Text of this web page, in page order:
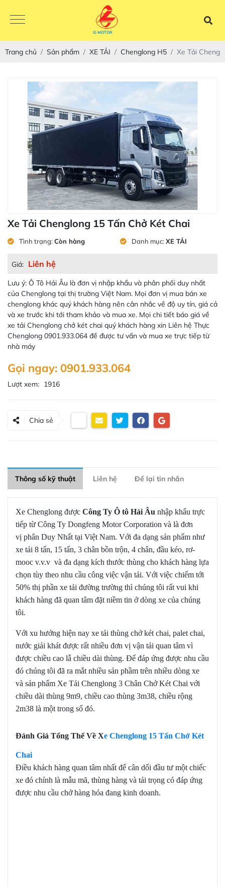
CHENGLONG MOTOR
Trang chủ Sản phẩm XE TẢI Chenglong H5 Xe Tải
Xe Tải Chenglong 15 Tấn Chở Két Chai
Tình trạng:Còn hàng Danh mục:XE TẢI
Giá: Liên hệ
Lưu ý: Ô Tô Hải Âu là đơn vị nhập khẩu và phân phối duy nhất
của Chenglong tại thị trường Việt Nam. Mọi đơn vị mua bán xe
chenglong khác quý khách hàng nên cân nhắc về độ uy tín, giá cả
và xe trước khi tới tham khảo và mua xe. Mọi chi tiết báo giá về
xe tải Chenglong chở két chai quý khách hàng xin Liên hệ Thực
Chenglong 0901.933.064 đề được tư vấn và mua xe trực tiếp từ
nhà máy
Gọi ngay: 0901.933.064
Lượt xem: 1916
Chia sẻ
Thông số kỹ thuật Liên hệ Để lại tin nhắn
Xe Chenglong được Công Ty Ô tô Hải Âu nhập khẩu trực
tiếp từ Công Ty Dongfeng Motor Corporation và là đơn
vị phân Duy Nhất tại Việt Nam. Với đa dạng sản phẩm như
xe tải 8 tấn, 15 tấn, 3 chân bồn trộn, 4 chân, đầu kéo, rơ-
mooc v.v.v và đa dạng kích thước thùng cho khách hàng lựa
chọn tùy theo nhu cầu công việc vận tải. Với việc chiếm tới
50% thị phần xe tải đường trường thì chúng tôi rất vui khi
khách hàng đã quan tâm đặt niềm tin ở dòng xe của chúng
tôi.
Với xu hướng hiện nay xe tải thùng chở két chai, palet chai,
nước giải khát được rất nhiều đơn vị vận tải quan tâm vì
được chiều cao lẫ chiều dài thùng. Để đáp ứng được nhu cầu
đó chúng tôi đã ra mắt nhiều sản phầm trên nhiều dòng xe
và sản phẩm Xe Tải Chenglong 3 Chân Chở Két Chai với
chiều dài thùng 9m9, chiều cao thùng 3m38, chiều rộng
2m38 là một trong số đó.
Đánh Giá Tổng Thể Về Xe Chenglong 15 Tấn Chở Két
Chai
Điều khách hàng quan tâm nhất để cân dối đầu tư một chiếc
xe đó chính là mẫu mã, thùng hàng và tải trọng có đáp ứng
được nhu cầu chở hàng hóa đang kinh doanh.